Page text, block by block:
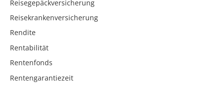
Reisegepäckversicherung
Reisekrankenversicherung
Rendite
Rentabilität
Rentenfonds
Rentengarantiezeit